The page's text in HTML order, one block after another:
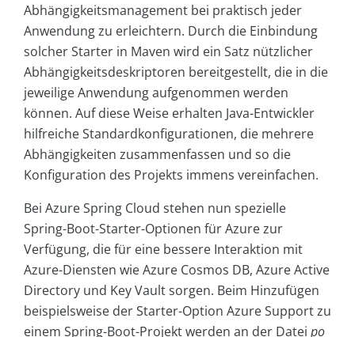
Abhängigkeitsmanagement bei praktisch jeder
Anwendung zu erleichtern. Durch die Einbindung
solcher Starter in Maven wird ein Satz nützlicher
Abhängigkeitsdeskriptoren bereitgestellt, die in die
jeweilige Anwendung aufgenommen werden
können. Auf diese Weise erhalten Java-Entwickler
hilfreiche Standardkonfigurationen, die mehrere
Abhängigkeiten zusammenfassen und so die
Konfiguration des Projekts immens vereinfachen.
Bei Azure Spring Cloud stehen nun spezielle
Spring-Boot-Starter-Optionen für Azure zur
Verfügung, die für eine bessere Interaktion mit
Azure-Diensten wie Azure Cosmos DB, Azure Active
Directory und Key Vault sorgen. Beim Hinzufügen
beispielsweise der Starter-Option Azure Support zu
einem Spring-Boot-Projekt werden an der Datei po